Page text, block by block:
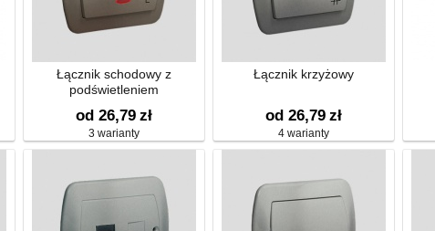
Łącznik schodowy z
podświetleniem
od 26,79 zł
3 warianty
Łącznik krzyżowy
od 26,79 zł
4 warianty